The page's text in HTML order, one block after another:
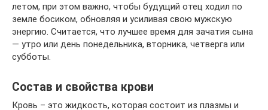
летом, при этом важно, чтобы будущий отец ходил по
земле босиком, обновляя и усиливая свою мужскую
энергию. Считается, что лучшее время для зачатия сына
— утро или день понедельника, вторника, четверга или
субботы.
Состав и свойства крови
Кровь – это жидкость, которая состоит из плазмы и